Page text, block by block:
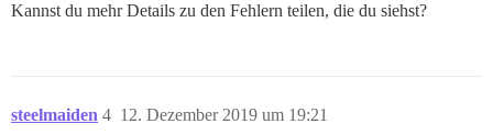
Kannst du mehr Details zu den Fehlern teilen, die du siehst?
steelmaiden 12. Dezember 2019 um 19:21
4